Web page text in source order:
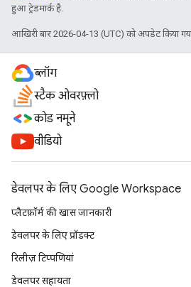
हुआ ट्रेडमार्क है.
आखिरी बार 2026-04-13 (UTC) को अपडेट किया
ब्लॉग
स्टैक ओवरफ़्लो
कोड नमूने
वीडियो
डेवलपर के लिए Google Workspace
प्लैटफ़ॉर्म की खास जानकारी
डेवलपर के लिए प्रॉडक्ट
रिलीज़ टिप्पणियां
डेवलपर सहायता